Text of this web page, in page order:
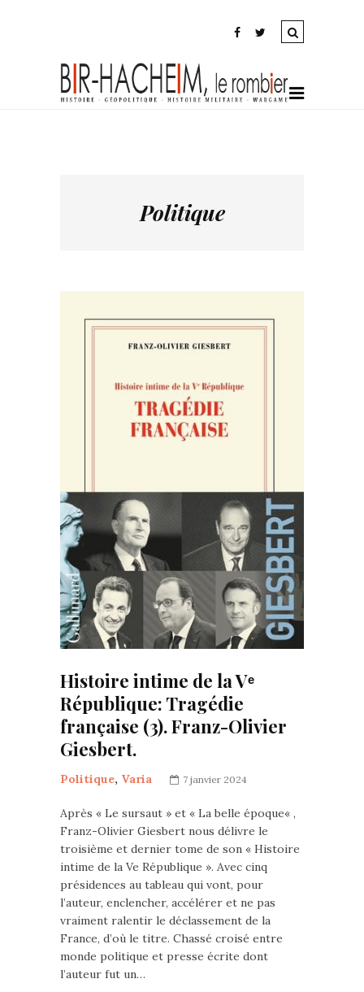
Politique
Histoire intime de la Vᵉ
République: Tragédie
française (3). Franz-Olivier
Giesbert.
Politique, Varia 7 janvier 2024
Après « Le sursaut » et « La belle époque« ,
Franz-Olivier Giesbert nous délivre le
troisième et dernier tome de son « Histoire
intime de la Ve République ». Avec cinq
présidences au tableau qui vont, pour
l’auteur, enclencher, accélérer et ne pas
vraiment ralentir le déclassement de la
France, d’où le titre. Chassé croisé entre
monde politique et presse écrite dont
l’auteur fut un…